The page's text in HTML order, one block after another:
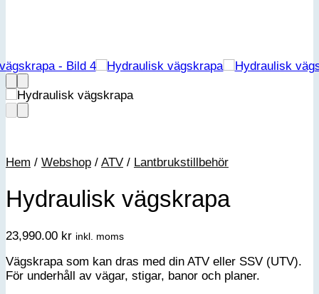
Hem / Webshop / ATV / Lantbrukstillbehör
Hydraulisk vägskrapa
23,990.00 kr inkl. moms
Vägskrapa som kan dras med din ATV eller SSV (UTV).
För underhåll av vägar, stigar, banor och planer.